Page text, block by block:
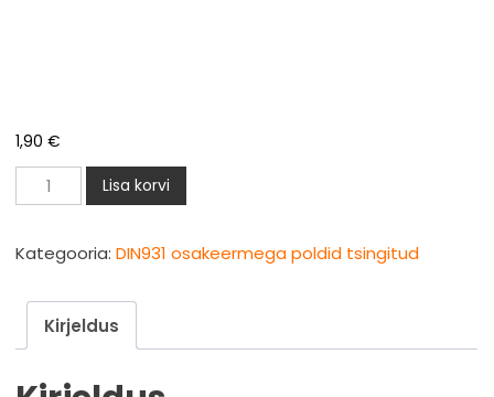
1,90€
DIN931
polt
osakeere
zn
Lisa korvi
Kategooria:DIN931 osakeermega poldid tsingitud
Kirjeldus